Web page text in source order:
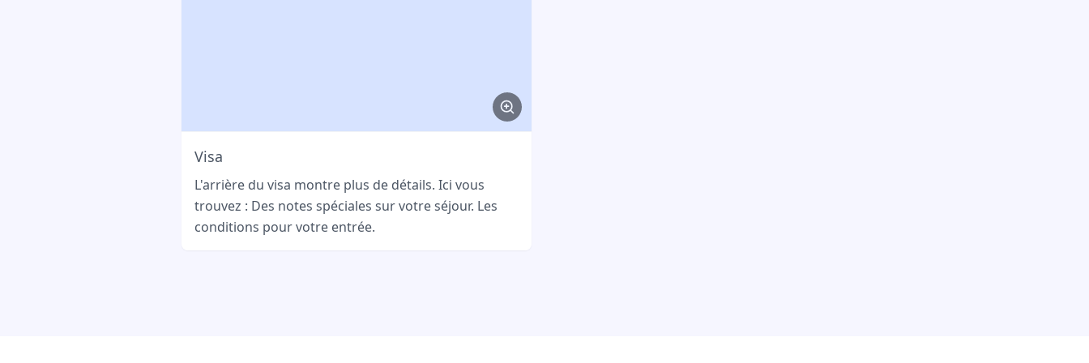
Visa
L'arrière du visa montre plus de détails. Ici vous
trouvez : Des notes spéciales sur votre séjour. Les
conditions pour votre entrée.